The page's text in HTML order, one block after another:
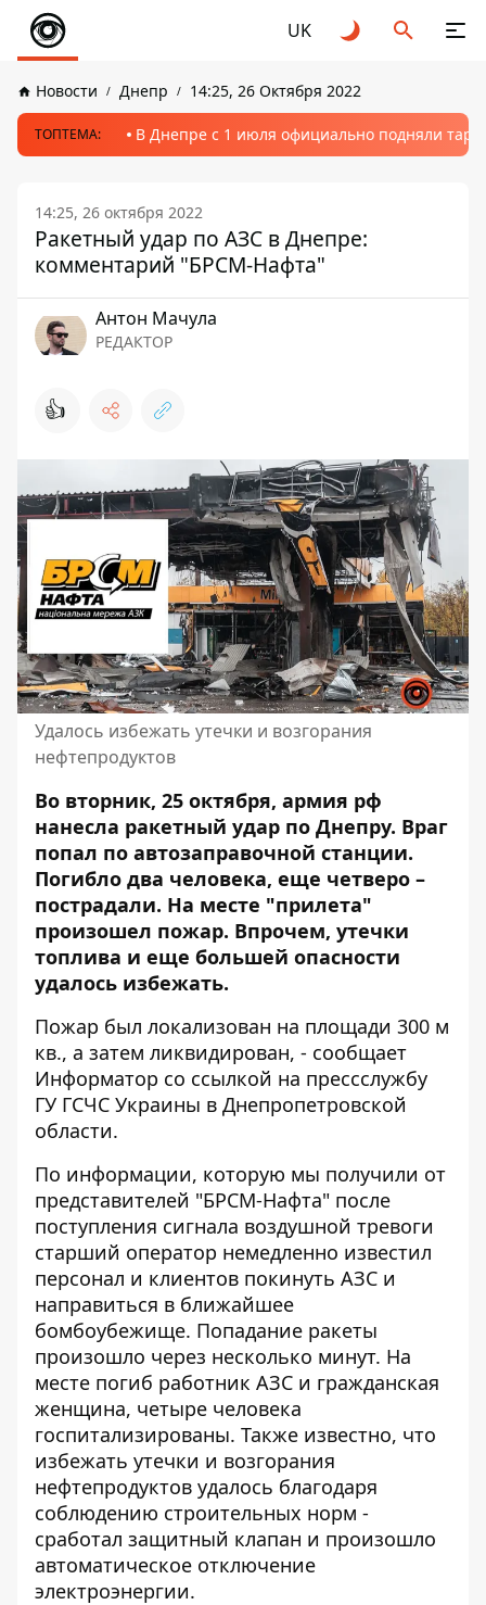
UK
Новости Днепр 14:25, 26 Октября 2022
ТОПТЕМА: В Днепре с 1 июля официально подняли
14:25, 26 октября 2022
Ракетный удар по АЗС в Днепре:
комментарий "БРСМ-Нафта"
Антон Мачула
РЕДАКТОР
👍
Удалось избежать утечки и возгорания
нефтепродуктов
Во вторник, 25 октября, армия рф
нанесла ракетный удар по Днепру. Враг
попал по автозаправочной станции.
Погибло два человека, еще четверо –
пострадали. На месте "прилета"
произошел пожар. Впрочем, утечки
топлива и еще большей опасности
удалось избежать.
Пожар был локализован на площади 300 м
кв., а затем ликвидирован, - сообщает
Информатор со ссылкой на прессслужбу
ГУ ГСЧС Украины в Днепропетровской
области.
По информации, которую мы получили от
представителей "БРСМ-Нафта" после
поступления сигнала воздушной тревоги
старший оператор немедленно известил
персонал и клиентов покинуть АЗС и
направиться в ближайшее
бомбоубежище. Попадание ракеты
произошло через несколько минут. На
месте погиб работник АЗС и гражданская
женщина, четыре человека
госпитализированы. Также известно, что
избежать утечки и возгорания
нефтепродуктов удалось благодаря
соблюдению строительных норм -
сработал защитный клапан и произошло
автоматическое отключение
электроэнергии.